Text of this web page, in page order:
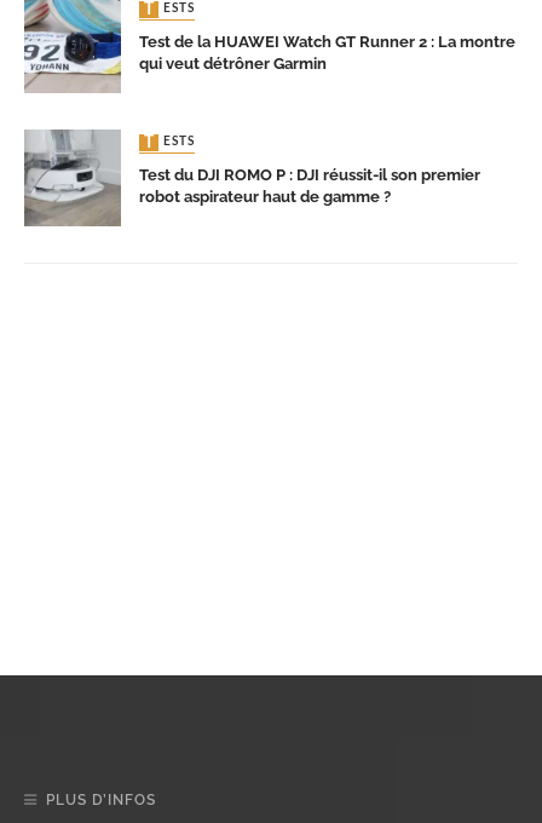
TESTS
Test de la HUAWEI Watch GT Runner 2 : La montre
qui veut détrôner Garmin
TESTS
Test du DJI ROMO P : DJI réussit-il son premier
robot aspirateur haut de gamme ?
PLUS D’INFOS